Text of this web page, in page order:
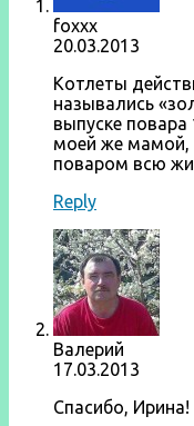
foxxx
20.03.2013
Котлеты
назывались
выпуске
моей же мамой,
поваром всю
Reply
Валерий
17.03.2013
Спасибо,